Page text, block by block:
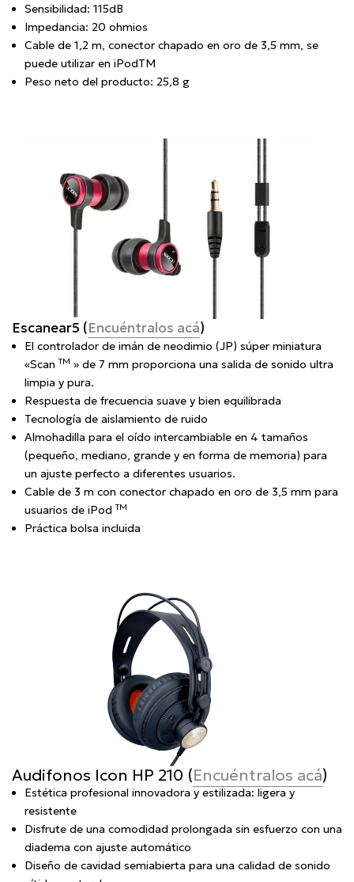
Sensibilidad: 115dB
Impedancia: 20 ohmios
Cable de 1,2 m, conector chapado en oro de 3,5 mm, se
puede utilizar en iPodTM
Peso neto del producto: 25,8 g
Escanear5 (Encuéntralos acá)
El controlador de imán de neodimio (JP) súper miniatura
«Scan TM » de 7 mm proporciona una salida de sonido ultra
limpia y pura.
Respuesta de frecuencia suave y bien equilibrada
Tecnología de aislamiento de ruido
Almohadilla para el oído intercambiable en 4 tamaños
(pequeño, mediano, grande y en forma de memoria) para
un ajuste perfecto a diferentes usuarios.
Cable de 3 m con conector chapado en oro de 3,5 mm para
usuarios de iPod TM
Práctica bolsa incluida
Audifonos Icon HP 210 (Encuéntralos acá)
Estética profesional innovadora y estilizada: ligera y
resistente
Disfrute de una comodidad prolongada sin esfuerzo con una
diadema con ajuste automático
Diseño de cavidad semiabierta para una calidad de sonido